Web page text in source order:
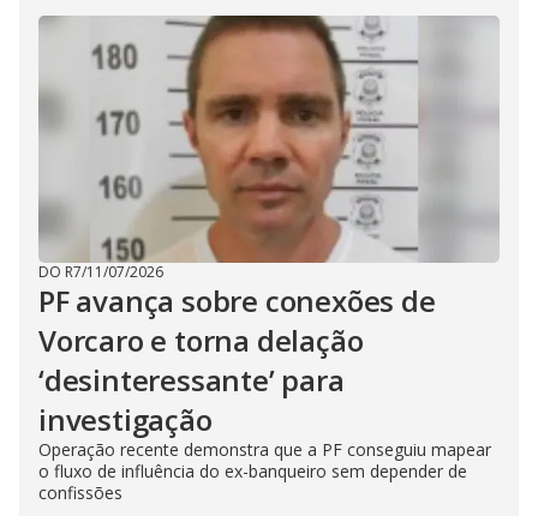
DO R7/11/07/2026
PF avança sobre conexões de
Vorcaro e torna delação
‘desinteressante’ para
investigação
Operação recente demonstra que a PF conseguiu mapear
o fluxo de influência do ex-banqueiro sem depender de
confissões